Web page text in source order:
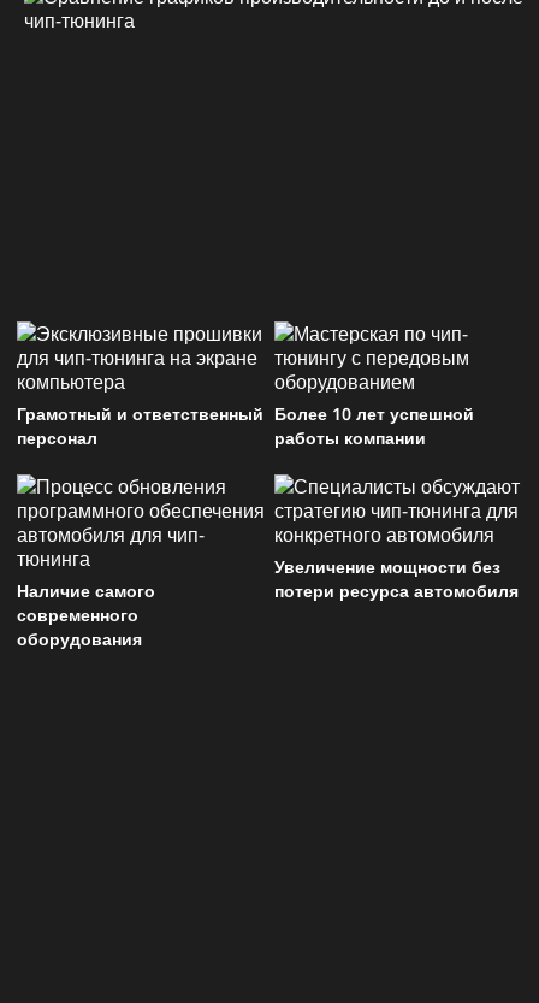
Грамотный и ответственный
персонал
Более 10 лет успешной
работы компании
Наличие самого
современного
оборудования
Увеличение мощности без
потери ресурса автомобиля